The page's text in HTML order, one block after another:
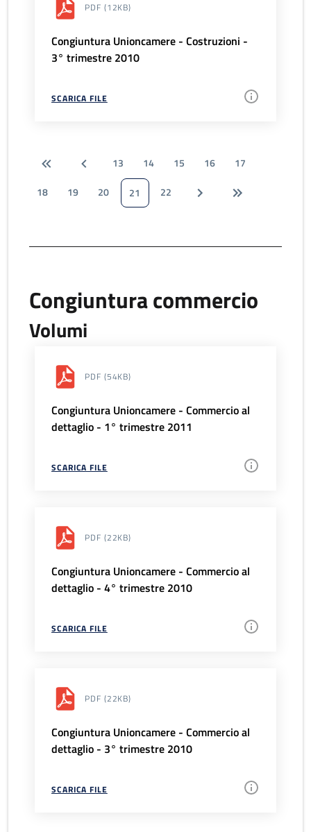
PDF (12KB)
Congiuntura Unioncamere - Costruzioni -
3° trimestre 2010
SCARICA FILE
13 14 15 16
17
18
19 20 21 22
Congiuntura commercio
Volumi
PDF (54KB)
Congiuntura Unioncamere - Commercio al
dettaglio - 1° trimestre 2011
SCARICA FILE
PDF (22KB)
Congiuntura Unioncamere - Commercio al
dettaglio - 4° trimestre 2010
SCARICA FILE
PDF (22KB)
Congiuntura Unioncamere - Commercio al
dettaglio - 3° trimestre 2010
SCARICA FILE